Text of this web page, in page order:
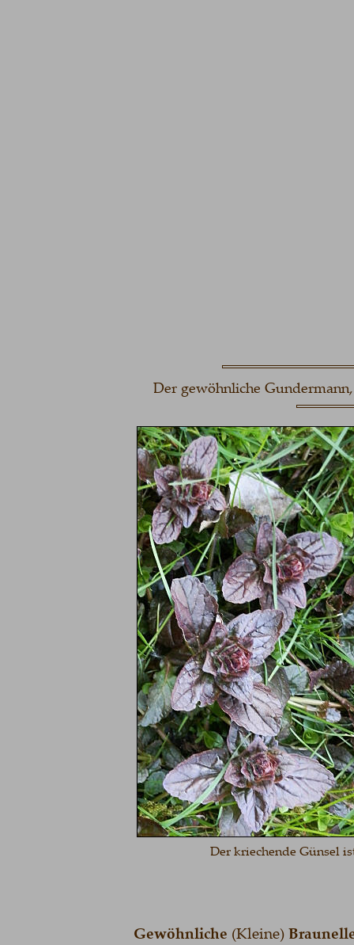
Der kriechende Günsel
Gewöhnliche (Kleine)
Der gewöhnliche